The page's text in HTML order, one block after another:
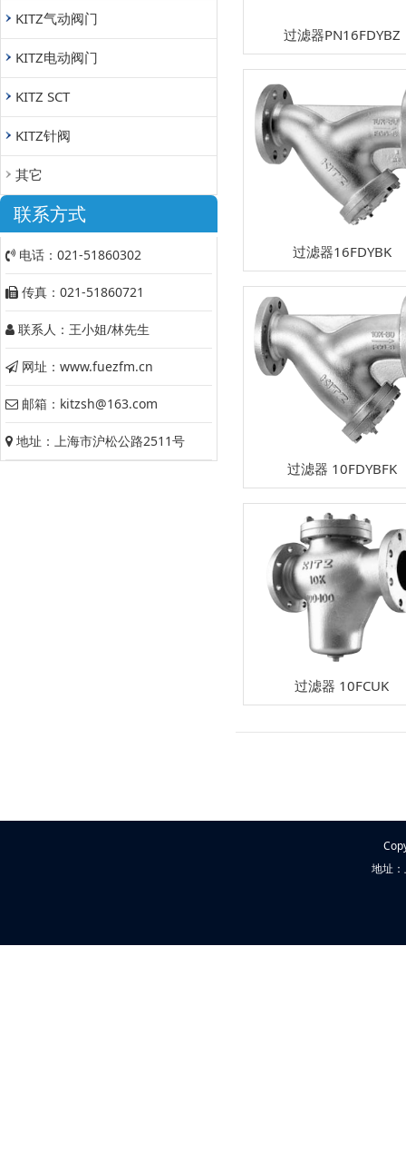
KITZ气动阀门
KITZ电动阀门
KITZ SCT
KITZ针阀
其它
联系方式
电话：021-51860302
传真：021-51860721
联系人：王小姐/林先生
网址：www.fuezfm.cn
邮箱：kitzsh@163.com
地址：上海市沪松公路2511号
过滤器PN16FDYBZ
过滤器16FDYBK
过滤器 10FDYBFK
过滤器 10FCUK
地址